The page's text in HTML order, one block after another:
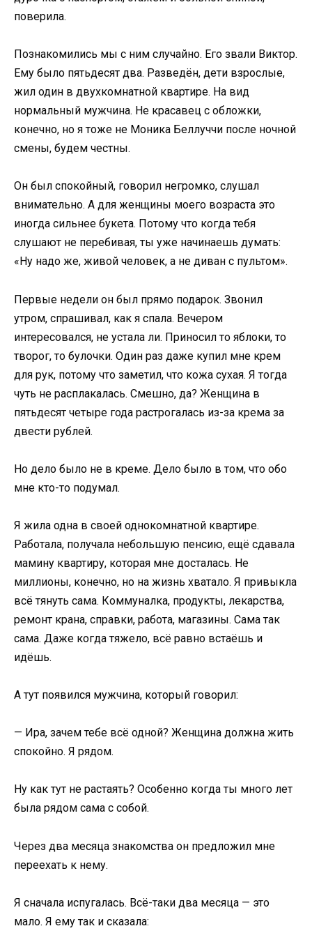
поверила.
Познакомились мы с ним случайно. Его звали Виктор.
Ему было пятьдесят два. Разведён, дети взрослые,
жил один в двухкомнатной квартире. На вид
нормальный мужчина. Не красавец с обложки,
конечно, но я тоже не Моника Беллуччи после ночной
смены, будем честны.
Он был спокойный, говорил негромко, слушал
внимательно. А для женщины моего возраста это
иногда сильнее букета. Потому что когда тебя
слушают не перебивая, ты уже начинаешь думать:
«Ну надо же, живой человек, а не диван с пультом».
Первые недели он был прямо подарок. Звонил
утром, спрашивал, как я спала. Вечером
интересовался, не устала ли. Приносил то яблоки, то
творог, то булочки. Один раз даже купил мне крем
для рук, потому что заметил, что кожа сухая. Я тогда
чуть не расплакалась. Смешно, да? Женщина в
пятьдесят четыре года растрогалась из-за крема за
двести рублей.
Но дело было не в креме. Дело было в том, что обо
мне кто-то подумал.
Я жила одна в своей однокомнатной квартире.
Работала, получала небольшую пенсию, ещё сдавала
мамину квартиру, которая мне досталась. Не
миллионы, конечно, но на жизнь хватало. Я привыкла
всё тянуть сама. Коммуналка, продукты, лекарства,
ремонт крана, справки, работа, магазины. Сама так
сама. Даже когда тяжело, всё равно встаёшь и
идёшь.
А тут появился мужчина, который говорил:
— Ира, зачем тебе всё одной? Женщина должна жить
спокойно. Я рядом.
Ну как тут не растаять? Особенно когда ты много лет
была рядом сама с собой.
Через два месяца знакомства он предложил мне
переехать к нему.
Я сначала испугалась. Всё-таки два месяца — это
мало. Я ему так и сказала: